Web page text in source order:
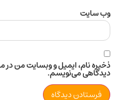
نام، ایمیل و وبسایت من در مرورگر
می‌نویسم.